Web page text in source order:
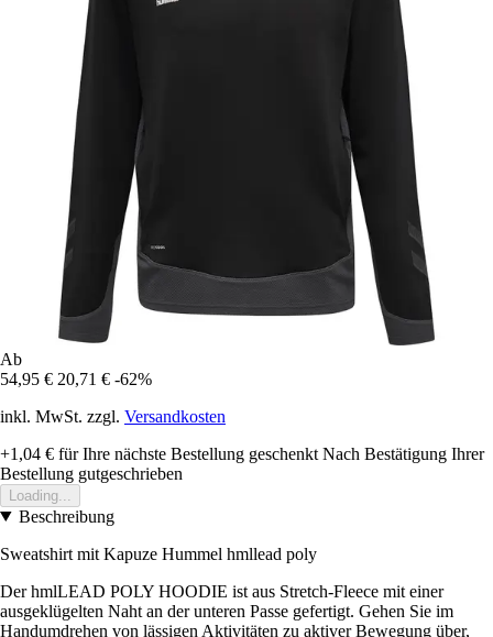
Ab
54,95 € 20,71 € -62%
inkl. MwSt. zzgl. Versandkosten
+1,04 € für Ihre nächste Bestellung geschenkt Nach Bestätigung Ihrer
Bestellung gutgeschrieben
Loading...
Beschreibung
Sweatshirt mit Kapuze Hummel hmllead poly
Der hmlLEAD POLY HOODIE ist aus Stretch-Fleece mit einer
ausgeklügelten Naht an der unteren Passe gefertigt. Gehen Sie im
Handumdrehen von lässigen Aktivitäten zu aktiver Bewegung über,